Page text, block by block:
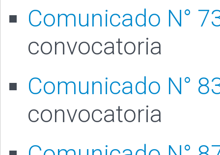
Comunicado N°
convocatoria
Comunicado N°
convocatoria